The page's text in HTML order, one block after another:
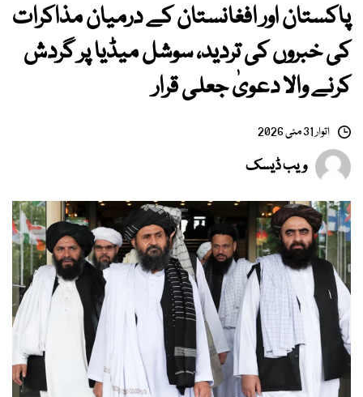
پاکستان اور افغانستان کے درمیان مذاکرات
کی خبروں کی تردید، سوشل میڈیا پر گردش
کرنے والا دعویٰ جعلی قرار
اتوار 31 مئی 2026
ویب ڈیسک